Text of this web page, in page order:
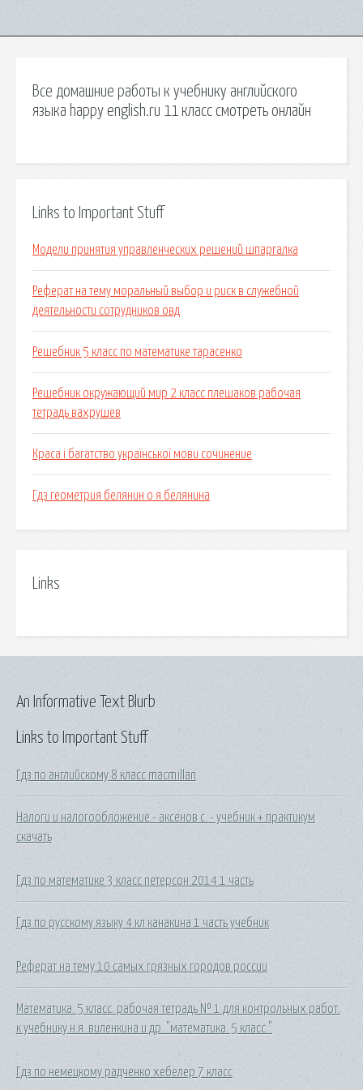
Все домашние работы к учебнику английского
языка happy english.ru 11 класс смотреть онлайн
Links to Important Stuff
Модели принятия управленческих решений шпаргалка
Реферат на тему моральный выбор и риск в служебной
деятельности сотрудников овд
Решебник 5 класс по математике тарасенко
Решебник окружающий мир 2 класс плешаков рабочая
тетрадь вахрушев
Краса і багатство української мови сочинение
Гдз геометрия белянин о я белянина
Links
Links to Important Stuff
Гдз по английскому 8 класс macmillan
Налоги и налогообложение - аксенов с. - учебник + практикум
скачать
Гдз по математике 3 класс петерсон 2014 1 часть
Гдз по русскому языку 4 кл канакина 1 часть учебник
Реферат на тему:10 самых грязных городов россии
Математика. 5 класс. рабочая тетрадь № 1 для контрольных работ.
к учебнику н.я. виленкина и др. "математика. 5 класс "
Гдз по немецкому радченко хебелер 7 класс
An Informative Text Blurb